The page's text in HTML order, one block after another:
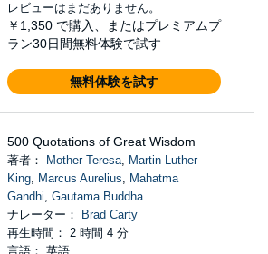
レビューはまだありません。
￥1,350 で購入、またはプレミアムプ
ラン30日間無料体験で試す
無料体験を試す
500 Quotations of Great Wisdom
著者： Mother Teresa,
Martin Luther
King, Marcus Aurelius
Mahatma
Gandhi Gautama Buddha
ナレーター：
Brad Carty
再生時間： 2 時間 4 分
言語： 英語